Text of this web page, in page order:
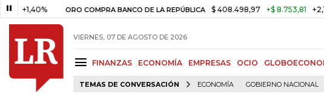
ORO COMPRA BANCO DE LA REPÚBLICA $ 408.498,97 +$ 8.753,81 +2,19%
VIERNES, 07 DE AGOSTO DE 2026
FINANZAS ECONOMÍA EMPRESAS OCIO
TEMAS DE CONVERSACIÓN ECONOMÍA GOBIERNO NACIONAL